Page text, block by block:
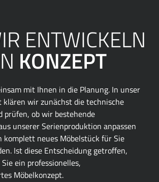
ENTWICKELN
KONZEPT
mit Ihnen in die Planung. In unser
wir zunächst die technische
prüfen, ob wir bestehende
unserer Serienproduktion anpassen
komplett neues Möbelstück für Sie
Ist diese Entscheidung getroffen,
ein professionelles,
Möbelkonzept.